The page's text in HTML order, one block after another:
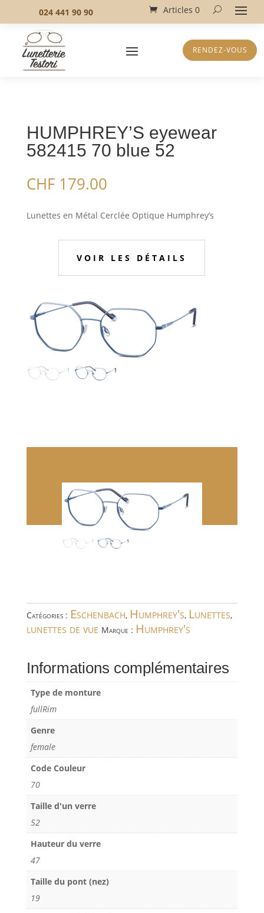
024 441 90 90 Articles 0
RENDEZ-VOUS
HUMPHREY’S eyewear
582415 70 blue 52
CHF179.00
Lunettes en Métal Cerclée Optique Humphrey’s
VOIR LES DÉTAILS
Catégories : Eschenbach, Humphrey's, Lunettes,
lunettes de vue Marque : Humphrey's
Informations complémentaires
Type de monture
fullRim
Genre
female
Code Couleur
70
Taille d'un verre
52
Hauteur du verre
47
Taille du pont (nez)
19